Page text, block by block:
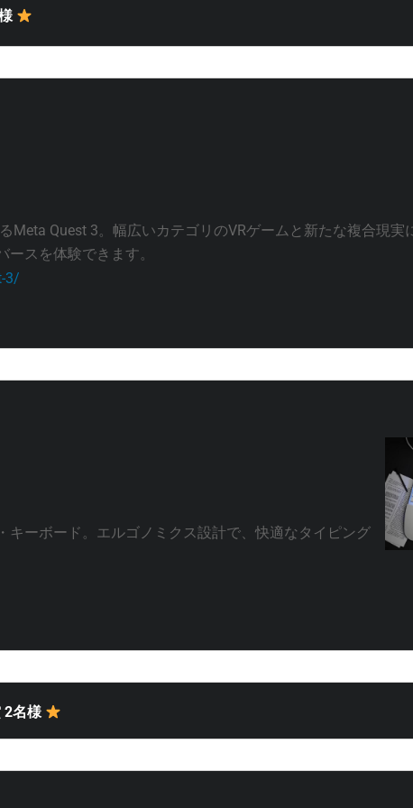
Meta Quest 3。幅広いカテゴリのVRゲームと新たな複合現実
ースを体験できます。
3/
キーボード。エルゴノミクス設計で、快適なタイピング
2名様